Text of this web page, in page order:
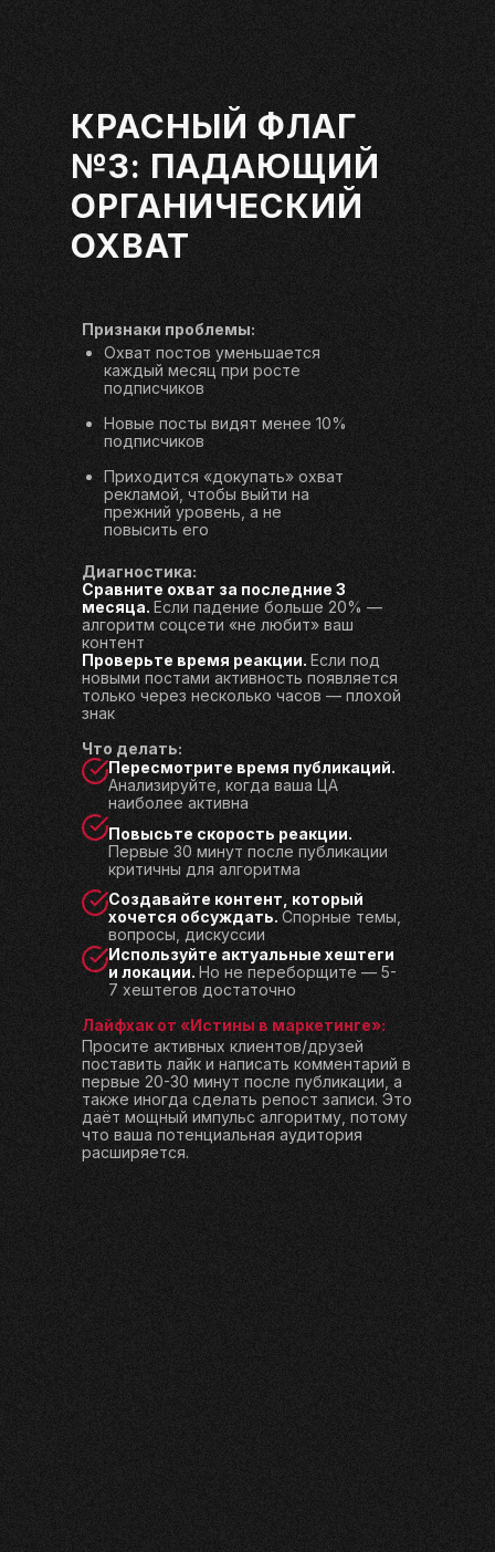
КРАСНЫЙ ФЛАГ
№3: ПАДАЮЩИЙ
ОРГАНИЧЕСКИЙ
ОХВАТ
Признаки проблемы:
Охват постов уменьшается
каждый месяц при росте
подписчиков
Новые посты видят менее 10%
подписчиков
Приходится «докупать» охват
рекламой, чтобы выйти на
прежний уровень, а не
повысить его
Диагностика:
Сравните охват за последние 3
месяца. Если падение больше 20% —
алгоритм соцсети «не любит» ваш
контент
Проверьте время реакции. Если под
новыми постами активность появляется
только через несколько часов — плохой
знак
Что делать:
Пересмотрите время публикаций.
Анализируйте, когда ваша ЦА
наиболее активна
Повысьте скорость реакции.
Первые 30 минут после публикации
критичны для алгоритма
Создавайте контент, который
хочется обсуждать. Спорные темы,
вопросы, дискуссии
Используйте актуальные хештеги
и локации. Но не переборщите — 5-
7 хештегов достаточно
Лайфхак от «Истины в маркетинге»:
Просите активных клиентов/друзей
поставить лайк и написать комментарий в
первые 20-30 минут после публикации, а
также иногда сделать репост записи. Это
даёт мощный импульс алгоритму, потому
что ваша потенциальная аудитория
расширяется.